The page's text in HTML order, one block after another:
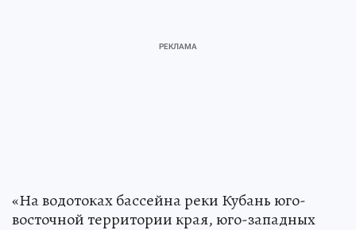
«На водотоках бассейна реки Кубань юго-
восточной территории края, юго-западных